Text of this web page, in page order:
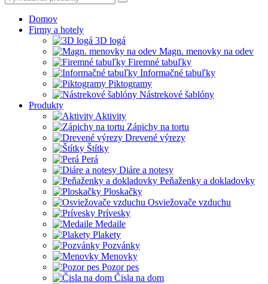
Domov
Firmy a hotely
3D logá
Magn. menovky na odev
Firemné tabuľky
Informačné tabuľky
Piktogramy
Nástrekové šablóny
Produkty
Aktivity
Zápichy na tortu
Drevené výrezy
Štítky
Perá
Diáre a notesy
Peňaženky a dokladovky
Ploskačky
Osviežovače vzduchu
Prívesky
Medaile
Plakety
Pozvánky
Menovky
Pozor pes
Čisla na dom